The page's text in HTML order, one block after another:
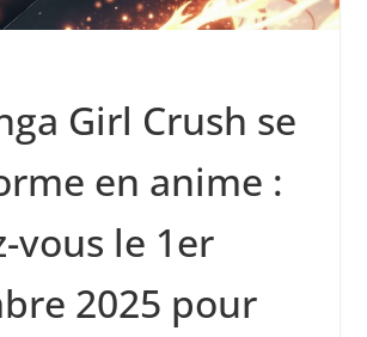
Girl Crush se
en anime :
vous le 1er
2025 pour